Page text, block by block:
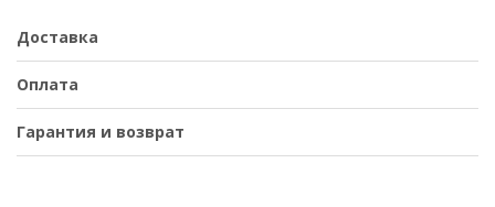
Доставка
Оплата
Гарантия и возврат